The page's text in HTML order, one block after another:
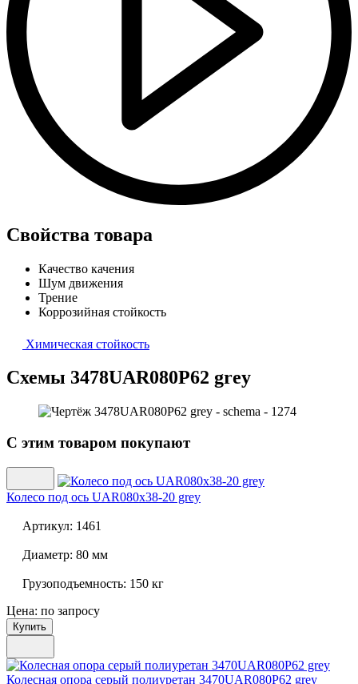
Свойства товара
Качество качения
Шум движения
Трение
Коррозийная стойкость
Химическая стойкость
Схемы 3478UAR080P62 grey
С этим товаром покупают
Колесо под ось UAR080x38-20 grey
Артикул: 1461
Диаметр: 80 мм
Грузоподъемность: 150 кг
Цена: по запросу
Купить
Колесная опора серый полиуретан 3470UAR080P62 grey